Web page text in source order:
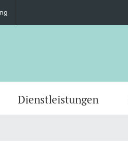
Dienstleistungen